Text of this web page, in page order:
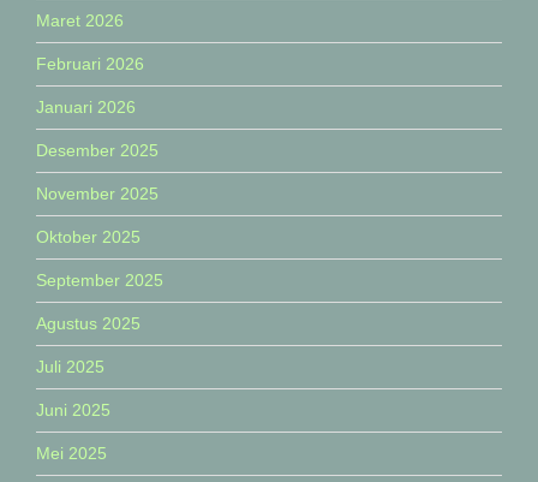
Maret 2026
Februari 2026
Januari 2026
Desember 2025
November 2025
Oktober 2025
September 2025
Agustus 2025
Juli 2025
Juni 2025
Mei 2025